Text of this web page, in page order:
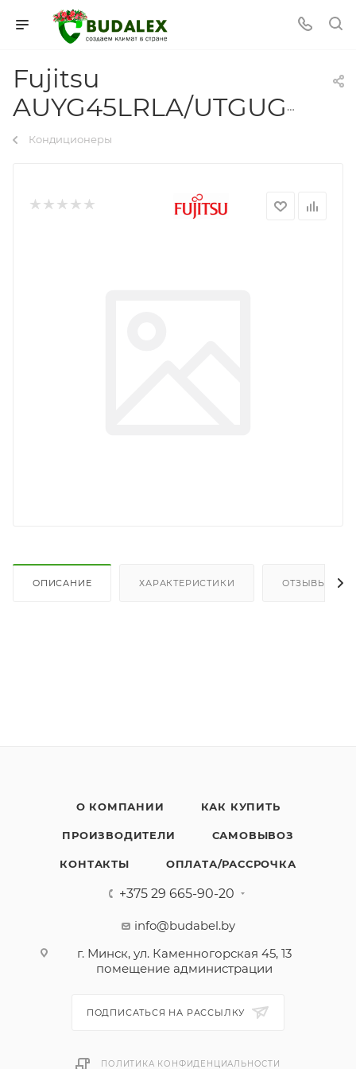
Fujitsu
AUYG45LRLA/UTGUGYAW/AOYG45LETL
Кондиционеры
ОПИСАНИЕ ХАРАКТЕРИСТИКИ ОТЗЫВЫ
О КОМПАНИИ КАК КУПИТЬ
ПРОИЗВОДИТЕЛИ САМОВЫВОЗ
КОНТАКТЫ ОПЛАТА/РАССРОЧКА
+375 29 665-90-20
info@budabel.by
г. Минск, ул. Каменногорская 45, 13
помещение администрации
ПОДПИСАТЬСЯ НА РАССЫЛКУ
ПОЛИТИКА КОНФИДЕНЦИАЛЬНОСТИ